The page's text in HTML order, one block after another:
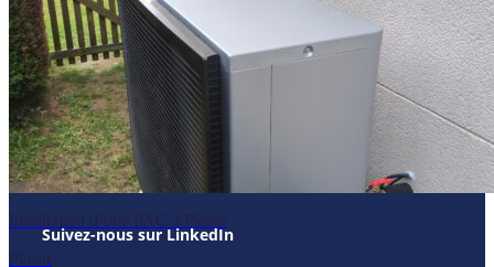
📍15 rue Traversière
78580 Les Alluets-le-Roi
📞01 39 75 49 55
✉️contact@sol-air-services.fr
Nous laisser un avis
Suivez-nous sur LinkedIn